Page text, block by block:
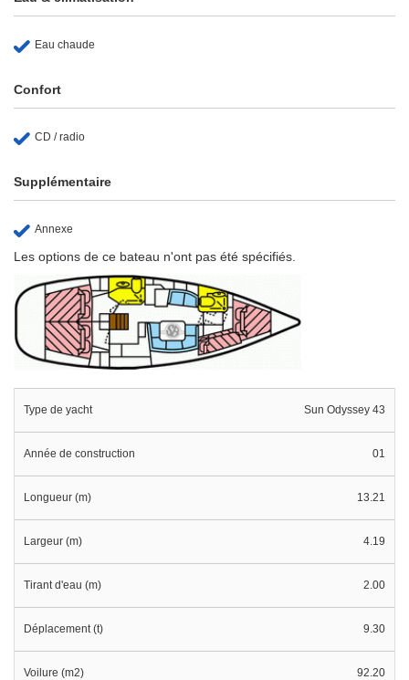
Eau chaude
Confort
CD / radio
Supplémentaire
Annexe
Les options de ce bateau n'ont pas été spécifiés.
Type de yacht Sun Odyssey 43
Année de construction 01
Longueur (m) 13.21
Largeur (m) 4.19
Tirant d'eau (m) 2.00
Déplacement (t) 9.30
Voilure (m2) 92.20